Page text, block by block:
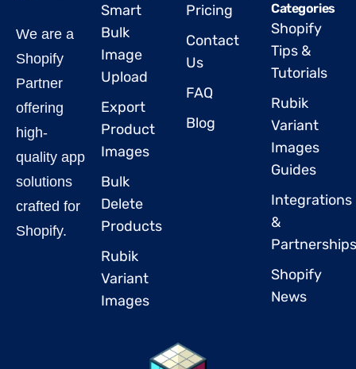
We are a
Shopify
Partner
offering
high-
quality app
solutions
crafted for
Shopify.
Smart
Bulk
Image
Upload
Export
Product
Images
Bulk
Delete
Products
Rubik
Variant
Images
Pricing
Contact
Us
FAQ
Blog
Categories
Shopify
Tips &
Tutorials
Rubik
Variant
Images
Guides
Integrations
&
Partnerships
Shopify
News